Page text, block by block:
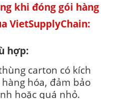
khi đóng gói hàng
VietSupplyChain:
hợp:
carton có kích
hóa, đảm bảo
hoặc quá nhỏ.